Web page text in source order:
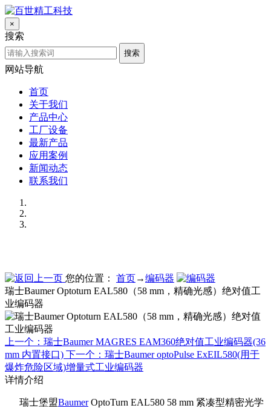
×
搜索
搜索
网站导航
首页
关于我们
产品中心
工厂设备
最新产品
应用案例
新闻动态
联系我们
您的位置： 首页→编码器
瑞士Baumer Optoturn EAL580（58 mm，精确光感）绝对值工
业编码器
上一个：瑞士Baumer MAGRES EAM360绝对值工业编码器(36
mm 内置接口) 下一个：瑞士Baumer optoPulse ExEIL580(用于
爆炸危险区域)增量式工业编码器
详情介绍
瑞士堡盟BaumerOptoTurn EAL580 58 mm 紧凑型精密光学